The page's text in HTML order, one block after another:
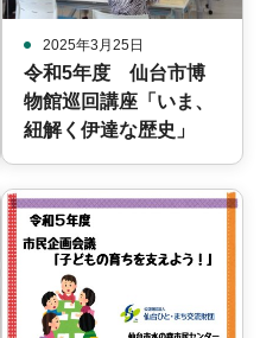
2025年3月25日
令和5年度 仙台市博
物館巡回講座「いま、
紐解く伊達な歴史」